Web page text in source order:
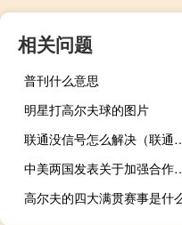
相关问题
普刊什么意思
明星打高尔夫球的图片
联通没信号怎么
中美两国发表关于加强
高尔夫的四大满贯赛事是什